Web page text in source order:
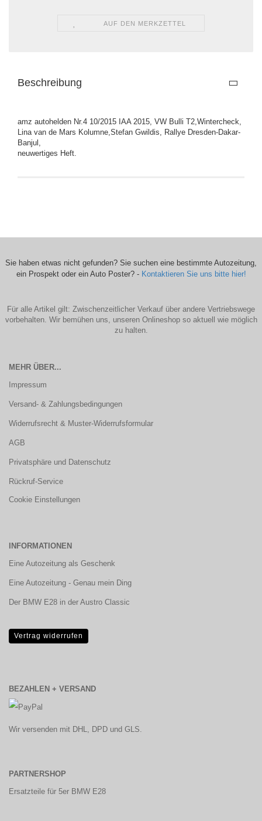
AUF DEN MERKZETTEL
Beschreibung
amz autohelden Nr.4 10/2015 IAA 2015, VW Bulli T2,Wintercheck,
Lina van de Mars Kolumne,Stefan Gwildis, Rallye Dresden-Dakar-
Banjul,
neuwertiges Heft.
Sie haben etwas nicht gefunden? Sie suchen eine bestimmte Autozeitung,
ein Prospekt oder ein Auto Poster? - Kontaktieren Sie uns bitte hier!
Für alle Artikel gilt: Zwischenzeitlicher Verkauf über andere Vertriebswege
vorbehalten. Wir bemühen uns, unseren Onlineshop so aktuell wie möglich
zu halten.
MEHR ÜBER...
Impressum
Versand- & Zahlungsbedingungen
Widerrufsrecht & Muster-Widerrufsformular
AGB
Privatsphäre und Datenschutz
Rückruf-Service
Cookie Einstellungen
INFORMATIONEN
Eine Autozeitung als Geschenk
Eine Autozeitung - Genau mein Ding
Der BMW E28 in der Austro Classic
Vertrag widerrufen
BEZAHLEN + VERSAND
Wir versenden mit DHL, DPD und GLS.
PARTNERSHOP
Ersatzteile für 5er BMW E28